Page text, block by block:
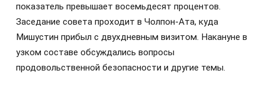
показатель превышает восемьдесят процентов.
Заседание совета проходит в Чолпон-Ата, куда
Мишустин прибыл с двухдневным визитом. Накануне в
узком составе обсуждались вопросы
продовольственной безопасности и другие темы.